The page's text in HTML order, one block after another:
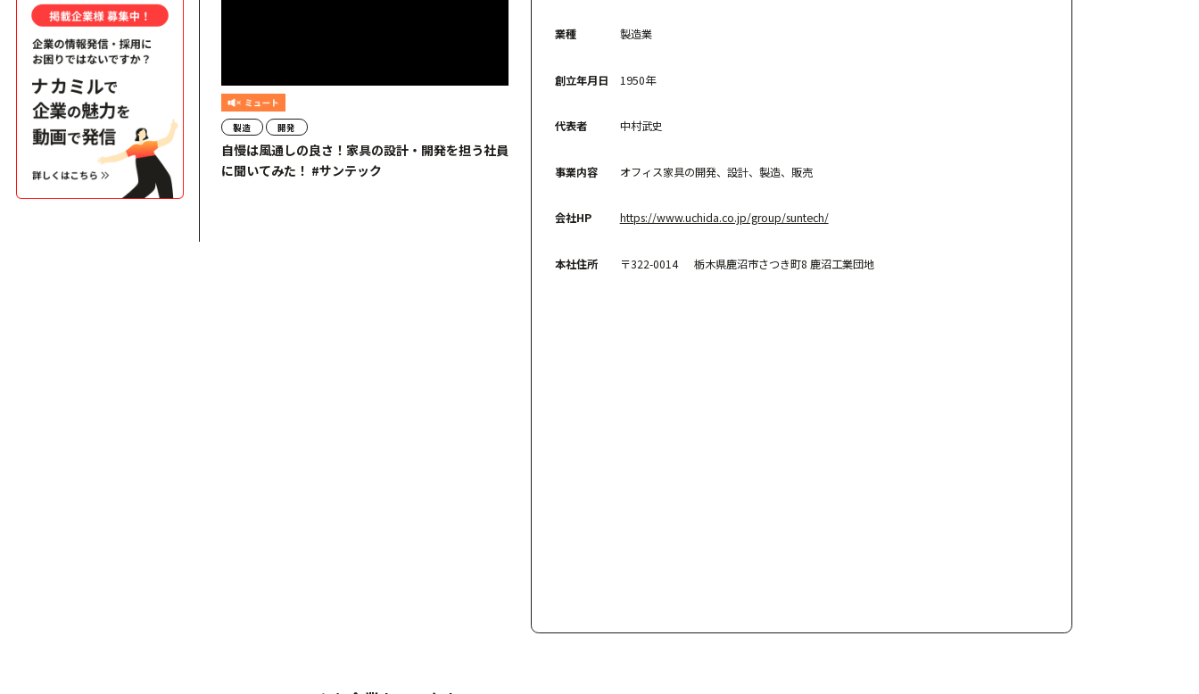
製造 開発
自慢は風通しの良さ！家具の設計・開発を担う社員
に聞いてみた！ #サンテック
業種 製造業
創立年月日 1950年
代表者 中村武史
事業内容 オフィス家具の開発、設計、製造、販売
会社HP https://www.uchida.co.jp/group/suntech/
本社住所 〒322-0014 栃木県鹿沼市さつき町8 鹿沼工業団地